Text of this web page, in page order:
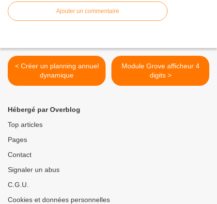
Ajouter un commentaire
< Créer un planning annuel
dynamique
Module Grove afficheur 4
digits >
Hébergé par Overblog
Top articles
Pages
Contact
Signaler un abus
C.G.U.
Cookies et données personnelles